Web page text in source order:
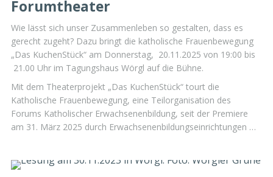
Forumtheater
Wie lässt sich unser Zusammenleben so gestalten, dass es
gerecht zugeht? Dazu bringt die katholische Frauenbewegung
„Das KuchenStück“ am Donnerstag, 20.11.2025 von 19:00 bis
21.00 Uhr im Tagungshaus Wörgl auf die Bühne.
Mit dem Theaterprojekt „Das KuchenStück“ tourt die
Katholische Frauenbewegung, eine Teilorganisation des
Forums Katholischer Erwachsenenbildung, seit der Premiere
am 31. März 2025 durch Erwachsenenbildungseinrichtungen …